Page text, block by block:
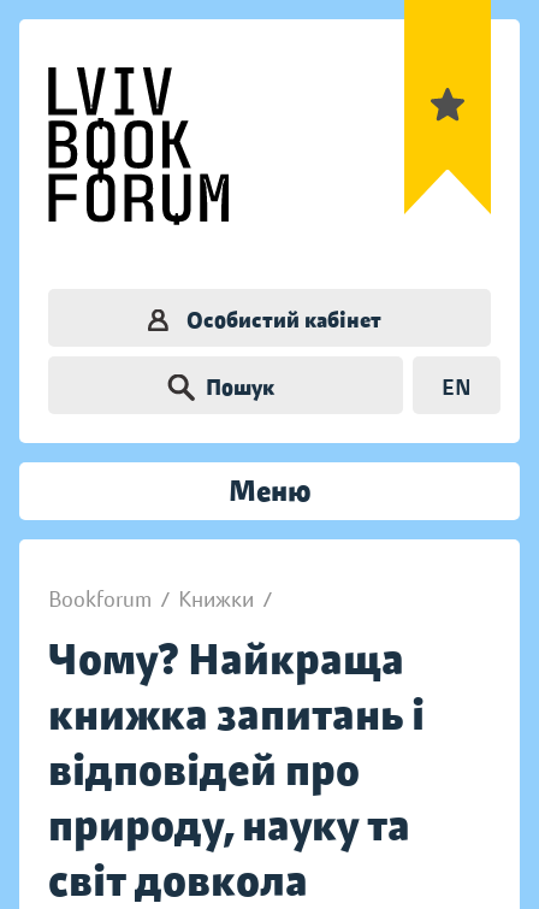
Особистий кабінет
Пошук EN
Меню
Bookforum / Книжки /
Чому? Найкраща
книжка запитань і
відповідей про
природу, науку та
світ довкола